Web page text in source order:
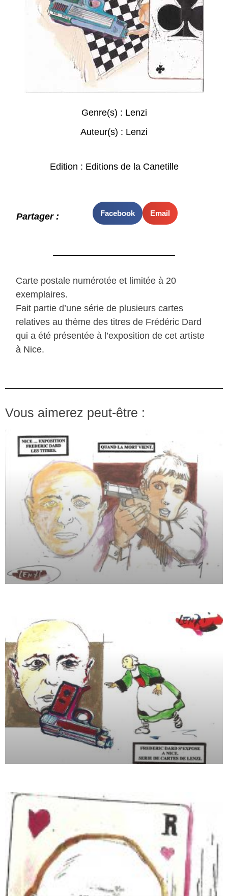
Genre(s) : Lenzi
Auteur(s) : Lenzi
Edition : Editions de la Canetille
Partager : Facebook Email
Carte postale numérotée et limitée à 20
exemplaires.
Fait partie d’une série de plusieurs cartes
relatives au thème des titres de Frédéric Dard
qui a été présentée à l’exposition de cet artiste
à Nice.
Vous aimerez peut-être :